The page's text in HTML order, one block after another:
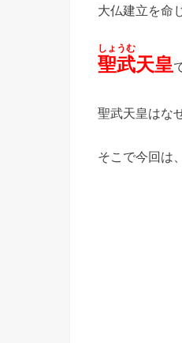
大仏建立を命
聖武
しょうむ
天皇
聖武天皇はな
そこで今回は